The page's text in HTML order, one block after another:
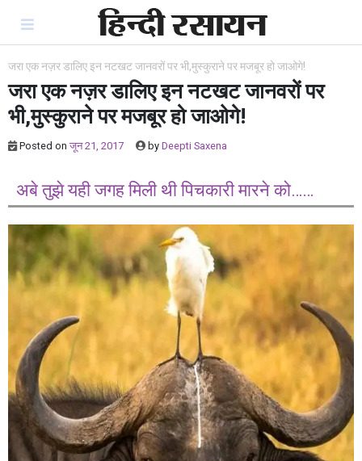
content
जरा एक नज़र डालिए इन नटखट जानवरों पर भी,मुस्कुराने पर मजबूर हो जाओगे!
जरा एक नज़र डालिए इन नटखट जानवरों पर
भी,मुस्कुराने पर मजबूर हो जाओगे!
Posted on जून 21, 2017 by Deepti Saxena
अबे तुझे यही जगह मिली थी पिचकारी मारने को……